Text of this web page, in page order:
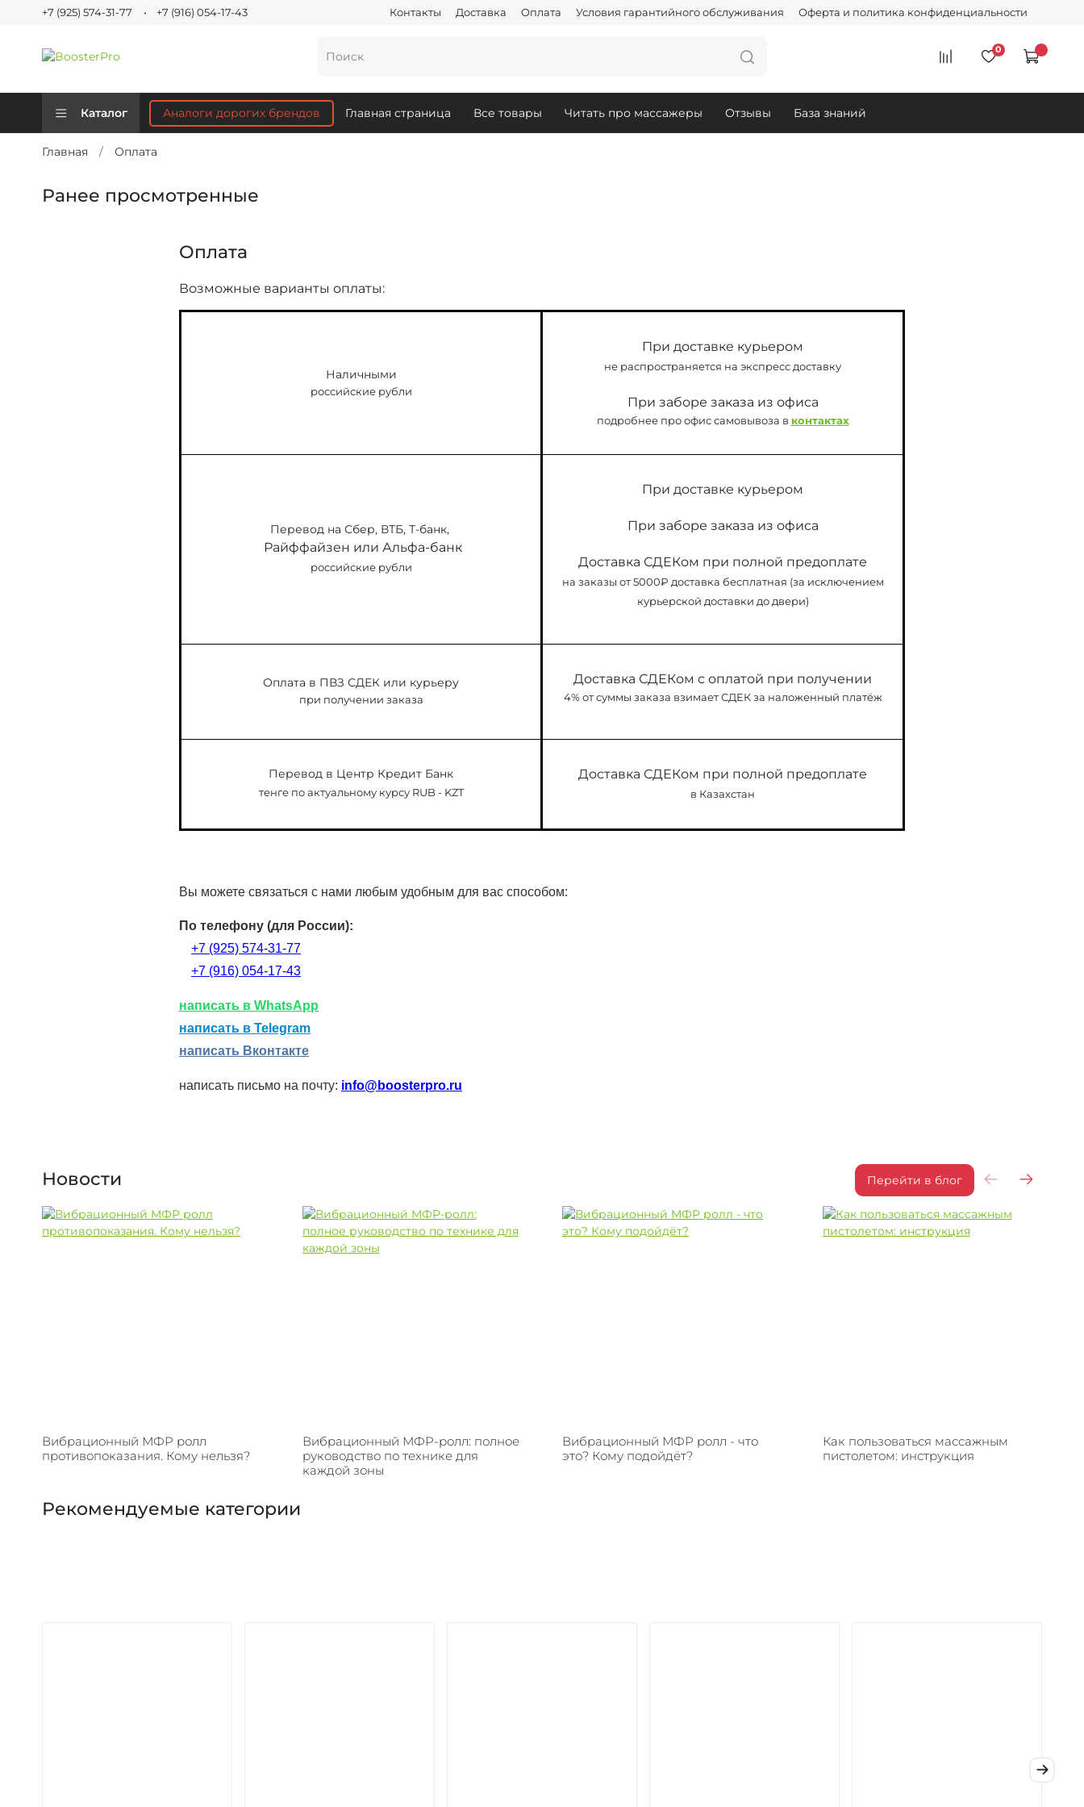
Контакты Доставка Оплата Условия гарантийного обслуживания Оферта и политика конфиденциальности
+7 (925) 574-31-77 +7 (916) 054-17-43
0
Каталог Аналоги дорогих брендов Главная страница Все товары Читать про массажеры Отзывы База знаний
Главная Оплата
Ранее просмотренные
Оплата
Возможные варианты оплаты:
Наличными
российские рубли
При доставке курьером
не распространяется на экспресс доставку
При заборе заказа из офиса
подробнее про офис самовывоза в контактах
Перевод на Сбер, ВТБ, Т-банк,
Райффайзен или Альфа-банк
российские рубли
При доставке курьером
При заборе заказа из офиса
Доставка СДЕКом при полной предоплате
на заказы от 5000₽ доставка бесплатная (за исключением
курьерской доставки до двери)
Оплата в ПВЗ СДЕК или курьеру
при получении заказа
Доставка СДЕКом с оплатой при получении
4% от суммы заказа взимает СДЕК за наложенный платёж
Перевод в Центр Кредит Банк
тенге по актуальному курсу RUB - KZT
Доставка СДЕКом при полной предоплате
в Казахстан
Вы можете связаться с нами любым удобным для вас способом:
По телефону (для России):
+7 (925) 574-31-77
+7 (916) 054-17-43
написать в WhatsApp
написать в Telegram
написать Вконтакте
написать письмо на почту: info@boosterpro.ru
Новости Перейти в блог
Вибрационный МФР ролл
противопоказания. Кому нельзя?
Вибрационный МФР-ролл: полное
руководство по технике для
каждой зоны
Вибрационный МФР ролл - что
это? Кому подойдёт?
Как пользоваться массажным
пистолетом: инструкция
Рекомендуемые категории